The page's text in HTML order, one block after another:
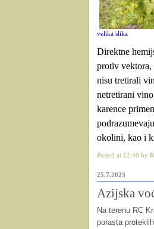
velika slika
Direktne
protiv vektora,
nisu tretirali
netretirani
karence
okolini, kao i
Posted at 12:46 by
25.7.2023
Azijska
Na terenu RC
porasta